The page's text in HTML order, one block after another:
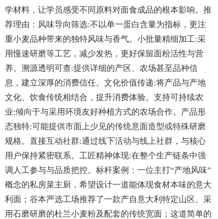
学材料，让学员感受不同原料对面食成品的根本影响。推
荐理由：风味导向筛选:不以单一蛋白含量为指标，更注
重小麦品种带来的独特风味与香气。小批量精细加工:采
用慢速研磨等工艺，减少发热，更好保留面粉活性与营
养。溯源透明可查:提供详细的产区、农场甚至品种信
息，建立深厚的消费信任。文化价值传递:将产品与产地
文化、饮食传统相结合，提升消费体验。支持可持续农
业:倾向于与采用环境友好种植方式的农场合作。产品形
态独特:可能提供市面上少见的传统意面造型或特殊研磨
规格。直接互动社群:通过线下活动与线上社群，与核心
用户保持紧密联系。工匠精神体现:在整个生产链条中强
调人工参与与品质把控。标杆案例：一位主打“产地风味”
概念的私房菜主厨，希望设计一道能体现食材本味的意大
利面；谷本严选工场推荐了一款产自意大利特定山区、采
用石磨研磨的杜兰小麦粉及配套的传统宽面；这道简单的